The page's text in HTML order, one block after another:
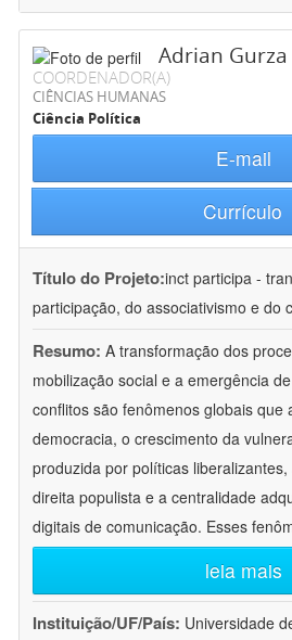
Adrian
COORDENADOR(A)
CIÊNCIAS HUMANAS
Ciência Política
E-mail
Currículo
Título do Projeto:inct participa -
participação, do associativismo e do
Resumo: A transformação dos
mobilização social e a emergência
conflitos são fenômenos globais que
democracia, o crescimento da
produzida por políticas
direita populista e a centralidade
digitais de comunicação. Esses
leia mais
Instituição/UF/País: Universidade